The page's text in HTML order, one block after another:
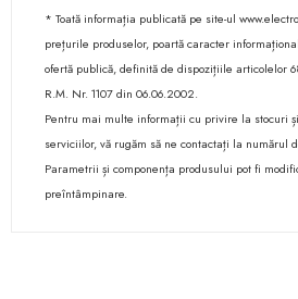
* Toată informația publicată pe site-ul
prețurile produselor, poartă caracter
ofertă publică, definită de dispozițiile articolelor
R.M. Nr. 1107 din 06.06.2002.
Pentru mai multe informații cu privire la stocuri
serviciilor, vă rugăm să ne contactați la numărul
Parametrii și componența produsului pot fi
preîntâmpinare.